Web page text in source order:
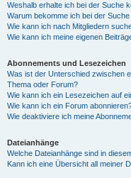
Weshalb erhalte ich bei der Suche
Warum bekomme ich bei der
Wie kann ich nach Mitgliedern
Wie kann ich meine eigenen
Abonnements und Lesezeichen
Was ist der Unterschied zwischen
Thema oder Forum?
Wie kann ich ein Lesezeichen auf
Wie kann ich ein Forum
Wie deaktiviere ich meine
Dateianhänge
Welche Dateianhänge sind in
Kann ich eine Übersicht all meiner